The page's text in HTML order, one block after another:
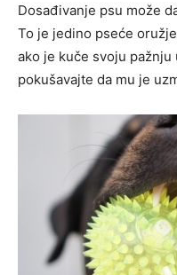
Dosađivanje psu može
To je jedino pseće
ako je kuče svoju
pokušavajte da mu je